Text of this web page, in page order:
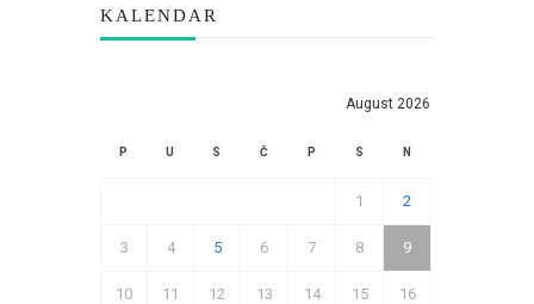
KALENDAR
August 2026
P U S Č P S N
1 2
3 4 5 6 7 8 9
10 11 12 13 14 15 16